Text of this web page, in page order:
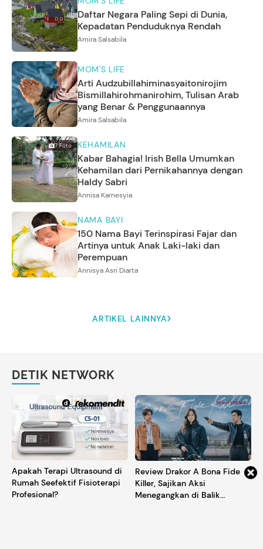
Daftar Negara Paling Sepi di Dunia,
Kepadatan Penduduknya Rendah
Amira Salsabila
MOM'S LIFE
Arti Audzubillahiminasyaitonirojim
Bismillahirohmanirohim, Tulisan Arab
yang Benar & Penggunaannya
Amira Salsabila
7Foto KEHAMILAN
Kabar Bahagia! Irish Bella Umumkan
Kehamilan dari Pernikahannya dengan
Haldy Sabri
Annisa Karnesyia
NAMA BAYI
150 Nama Bayi Terinspirasi Fajar dan
Artinya untuk Anak Laki-laki dan
Perempuan
Annisya Asri Diarta
ARTIKEL LAINNYA
DETIK NETWORK
Apakah Terapi Ultrasound di
Rumah Seefektif Fisioterapi
Profesional?
Review Drakor A Bona Fide
Killer, Sajikan Aksi
Menegangkan di Balik